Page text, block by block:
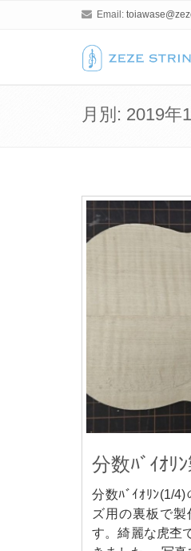
Email:
月別: 2019年
分数ﾊﾞｲｵﾘ
分数ﾊﾞｲｵﾘﾝ(1/
ズ用の裏板で製
す。綺麗な虎杢